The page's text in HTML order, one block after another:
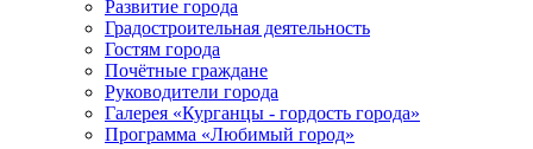
Развитие города
Градостроительная деятельность
Гостям города
Почётные граждане
Руководители города
Галерея «Курганцы - гордость города»
Программа «Любимый город»